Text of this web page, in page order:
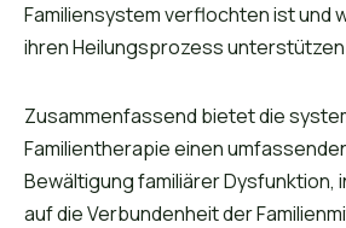
Familiensystem verflochten ist und
ihren Heilungsprozess unterstützen
Zusammenfassend bietet die
Familientherapie einen
Bewältigung familiärer Dysfunktion,
auf die Verbundenheit der